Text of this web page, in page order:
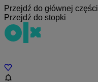
Przejdź do głównej części
Przejdź do stopki